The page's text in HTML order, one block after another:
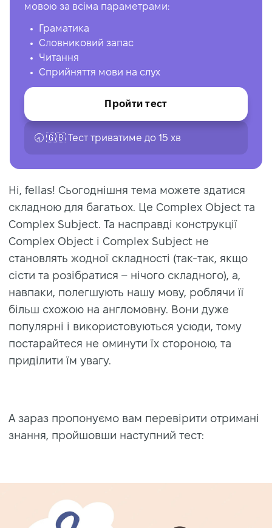
мовою за всіма параметрами:
Граматика
Словниковий запас
Читання
Сприйняття мови на слух
Пройти тест
🕣 🇬🇧 Тест триватиме до 15 хв
Hi, fellas! Сьогоднішня тема можете здатися
складною для багатьох. Це Complex Object та
Complex Subject. Та насправді конструкції
Complex Object і Complex Subject не
становлять жодної складності (так-так, якщо
сісти та розібратися – нічого складного), а,
навпаки, полегшують нашу мову, роблячи її
більш схожою на англомовну. Вони дуже
популярні і використовуються усюди, тому
постарайтеся не оминути їх стороною, та
приділити їм увагу.
А зараз пропонуємо вам перевірити отримані
знання, пройшовши наступний тест: